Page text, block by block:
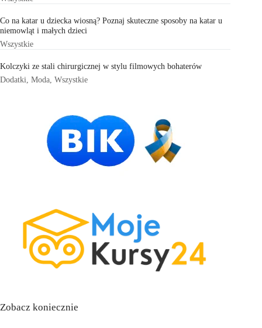
Co na katar u dziecka wiosną? Poznaj skuteczne sposoby na katar u
niemowląt i małych dzieci
Wszystkie
Kolczyki ze stali chirurgicznej w stylu filmowych bohaterów
Dodatki Moda Wszystkie
Zobacz koniecznie